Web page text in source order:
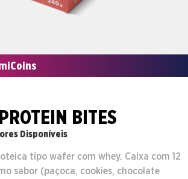
BITES
Disponíveis
tipo wafer com whey. Caixa com 12
sabor (paçoca, cookies, chocolate